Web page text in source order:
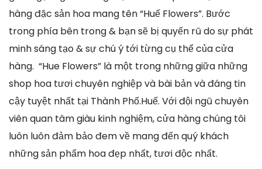
hàng đặc sản hoa mang tên “Huế Flowers”. Bước
trong phía bên trong & bạn sẽ bị quyến rũ do sự phát
minh sáng tạo & sự chú ý tới từng cụ thể của cửa
hàng. “Hue Flowers” là một trong những giữa những
shop hoa tươi chuyên nghiệp và bài bản và đáng tin
cậy tuyệt nhất tại Thành Phố.Huế. Với đội ngũ chuyên
viên quan tâm giàu kinh nghiệm, cửa hàng chúng tôi
luôn luôn đảm bảo đem về mang đến quý khách
những sản phẩm hoa đẹp nhất, tươi độc nhất.